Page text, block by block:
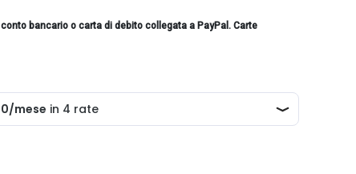
conto bancario o carta di debito collegata a PayPal. Carte